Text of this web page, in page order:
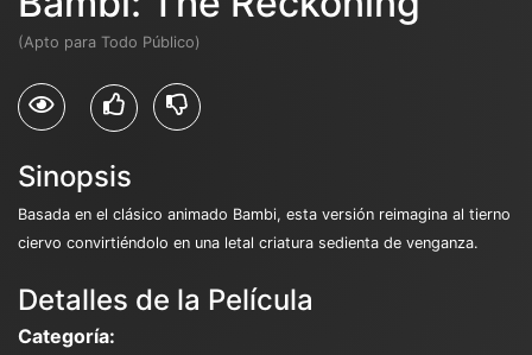
(Apto para Todo Público)
Sinopsis
Basada en el clásico animado Bambi, esta versión reimagina al tierno
ciervo convirtiéndolo en una letal criatura sedienta de venganza.
Detalles de la Película
Categoría: